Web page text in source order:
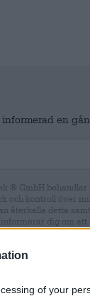
of your
en
® GmbH
och kontroll över
återkalla detta
dig om
grundval av ditt